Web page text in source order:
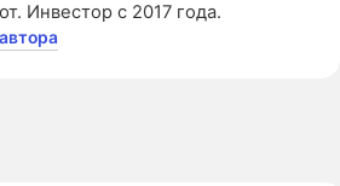
Инвестор с 2017 года.